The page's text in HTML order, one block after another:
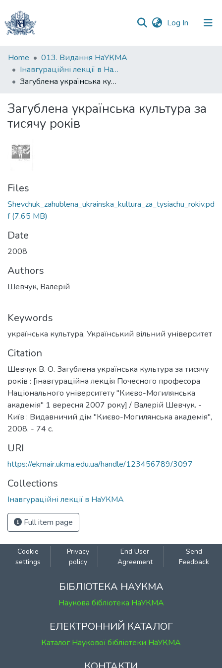
Log In (current)
Communities
&
Collections
Statistics
Home
013. Видання НаУКМА
Інавгураційні лекції в НаУКМА
Загублена українська культура за тисячу років
Загублена українська культура за
тисячу років
Files
Shevchuk_zahublena_ukrainska_kultura_za_tysiachu_rokiv.pd
f(7.65 MB)
Date
2008
Authors
Шевчук, Валерій
Keywords
українська культура, Український вільний університет
Citation
Шевчук В. О. Загублена українська культура за тисячу
років : [інавгураційна лекція Почесного професора
Національного університету "Києво-Могилянська
академія" 1 вересня 2007 року] / Валерій Шевчук. -
Київ : Видавничий дім "Києво-Могилянська академія",
2008. - 74 с.
URI
https://ekmair.ukma.edu.ua/handle/123456789/3097
Collections
Інавгураційні лекції в НаУКМА
Full item page
Cookie
settings
Privacy
policy
End User
Agreement
Send
Feedback
БІБЛІОТЕКА НАУКМА
Наукова бібліотека НаУКМА
ЕЛЕКТРОННИЙ КАТАЛОГ
Каталог Наукової бібліотеки НаУКМА